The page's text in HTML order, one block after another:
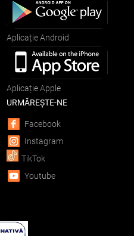
Aplicație Android
Aplicație Apple
URMĂREȘTE-NE
Facebook
Instagram
TikTok
Youtube